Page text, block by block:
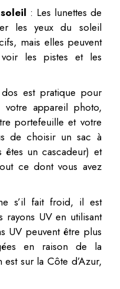
: Les lunettes de
les yeux du soleil
mais elles peuvent
les pistes et les
est pratique pour
votre appareil photo,
portefeuille et votre
de choisir un sac à
un cascadeur) et
ce dont vous avez
s’il fait froid, il est
UV en utilisant
UV peuvent être plus
en raison de la
sur la Côte d’Azur,